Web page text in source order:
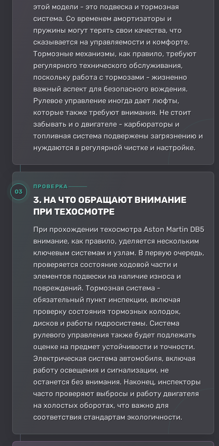
этой модели - это подвеска и тормозная
система. Со временем амортизаторы и
пружины могут терять свои качества, что
сказывается на управляемости и комфорте.
Тормозные механизмы, как правило, требуют
регулярного технического обслуживания,
поскольку работа с тормозами - жизненно
важный аспект для безопасного вождения.
Рулевое управление иногда дает люфты,
которые также требуют внимания. Не стоит
забывать и о двигателе - карбюраторы и
топливная система подвержены загрязнению и
нуждаются в регулярной чистке и настройке.
03
ПРОВЕРКА
3. НА ЧТО ОБРАЩАЮТ ВНИМАНИЕ
ПРИ ТЕХОСМОТРЕ
При прохождении техосмотра Aston Martin DB5
внимание, как правило, уделяется нескольким
ключевым системам и узлам. В первую очередь,
проверяется состояние ходовой части и
элементов подвески на наличие износа и
повреждений. Тормозная система -
обязательный пункт инспекции, включая
проверку состояния тормозных колодок,
дисков и работы гидросистемы. Система
рулевого управления также будет подлежать
оценке на предмет устойчивости и точности.
Электрическая система автомобиля, включая
работу освещения и сигнализации, не
останется без внимания. Наконец, инспекторы
часто проверяют выбросы и работу двигателя
на холостых оборотах, что важно для
соответствия стандартам экологичности.